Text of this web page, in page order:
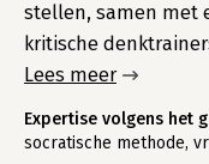
stellen, samen met
kritische
Lees meer
Expertise volgens het
socratische methode,